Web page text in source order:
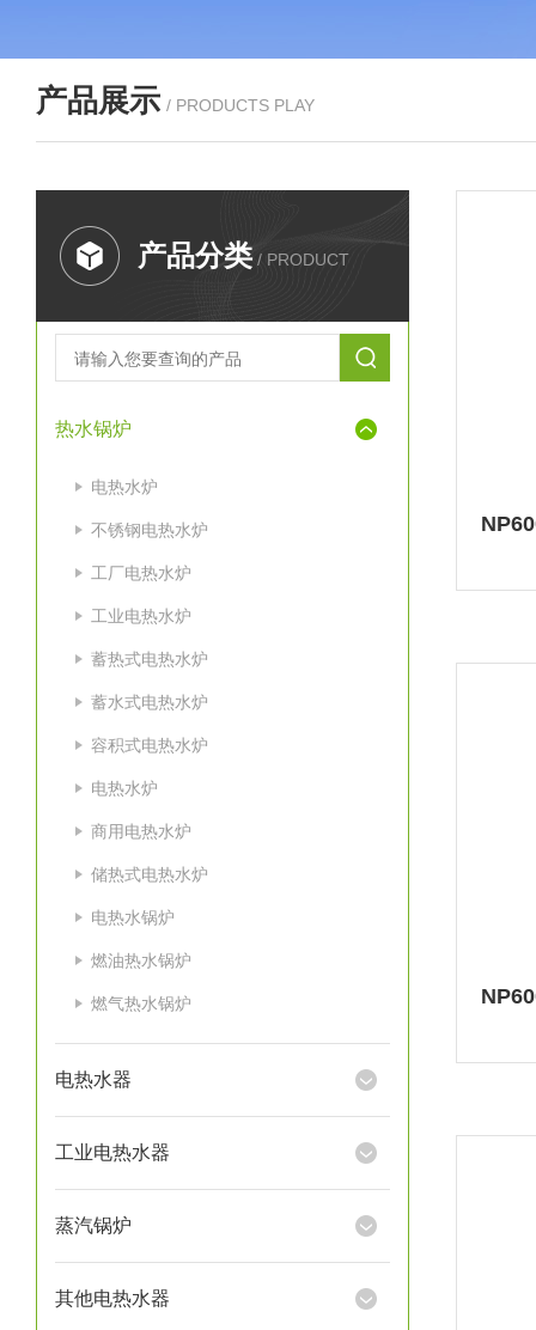
产品展示 / PRODUCTS PLAY
产品分类 / PRODUCT
热水锅炉
电热水炉
不锈钢电热水炉
工厂电热水炉
工业电热水炉
蓄热式电热水炉
蓄水式电热水炉
容积式电热水炉
电热水炉
商用电热水炉
储热式电热水炉
电热水锅炉
燃油热水锅炉
燃气热水锅炉
电热水器
工业电热水器
蒸汽锅炉
其他电热水器